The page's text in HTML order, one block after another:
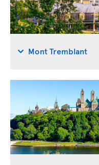
Mont Tremblant